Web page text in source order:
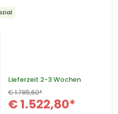
Lieferzeit 2-3 Wochen
€ 1.522,80*
€ 1.785,60*